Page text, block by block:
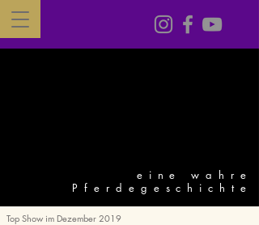
eine wahre
Pferdegeschichte
Top Show im Dezember 2019